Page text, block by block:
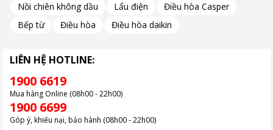
Nồi chiên không dầu
Lẩu điện
Điều hòa Casper
Bếp từ
Điều hòa Điều hòa daikin
LIÊN HỆ HOTLINE:
1900 6619
Mua hàng Online (08h00 - 22h00)
1900 6699
Góp ý, khiếu nại, bảo hành (08h00 - 22h00)